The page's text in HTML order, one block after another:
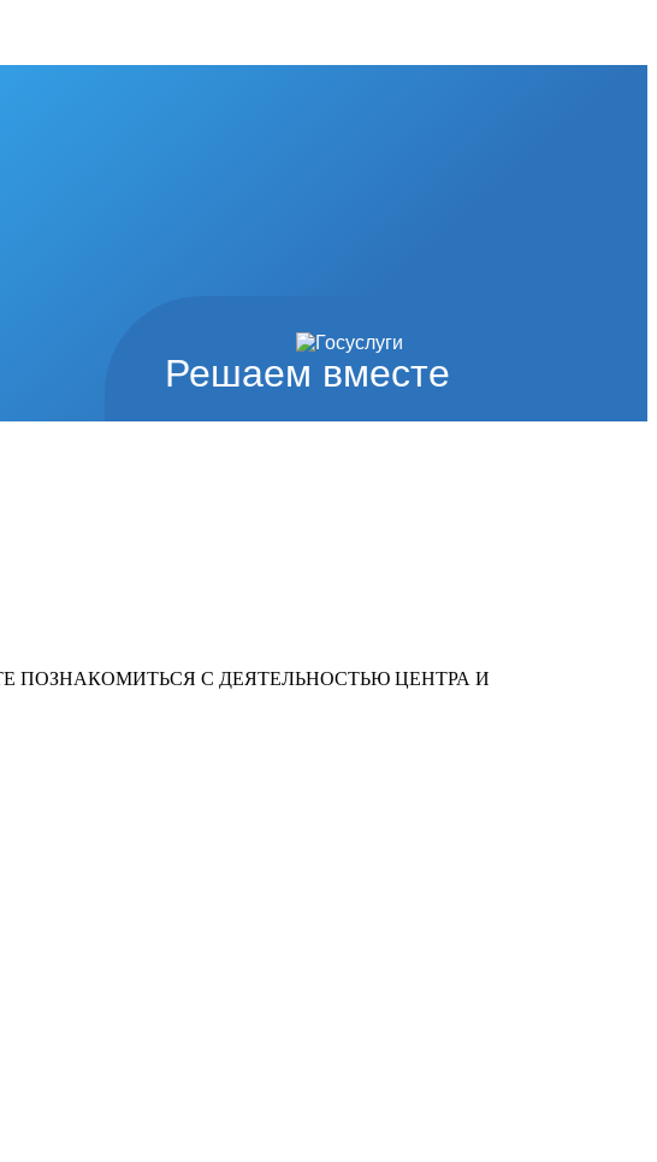
Решаем вместе
ПОЗНАКОМИТЬСЯ С ДЕЯТЕЛЬНОСТЬЮ ЦЕНТРА И